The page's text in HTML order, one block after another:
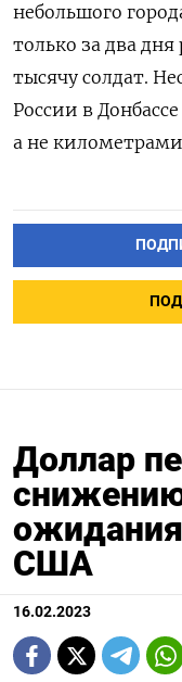
небольшого
только за два
тысячу солдат.
России в
а не
Доллар
ожидания
США
16.02.2023